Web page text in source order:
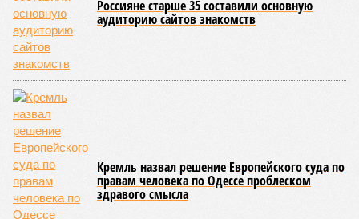
этой мерзости». В реальной жизни участия пытливых
исследователей в организации конца света может не
понадобиться: природа сама разберётся, как и где
уменьшить масштабы человеческой популяции.
(фото: en.wikipedia.org)
Да, наша любимая маленькая планета может быть
единственной, где в пределах Солнечной системы есть
полноценная жизнь, но Земля также регулярно пытается
эту жизнь уничтожить. Так уж вышло, что внутренние
процессы на планете включают в себя всевозможные